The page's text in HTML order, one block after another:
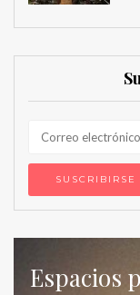
Espacios